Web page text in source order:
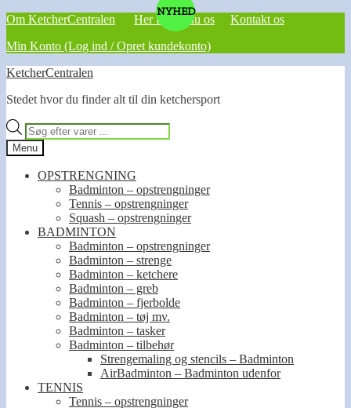
Om KetcherCentralen Her finder du os
Kontakt os
Min Konto (Log ind / Opret kundekonto)
Spring
navigation
Spring
indhold
KetcherCentralen
Stedet hvor du finder alt til din ketchersport
Products
search
Menu
OPSTRENGNING
Badminton – opstrengninger
Tennis – opstrengninger
Squash – opstrengninger
BADMINTON
Badminton – opstrengninger
Badminton – strenge
Badminton – ketchere
Badminton – greb
Badminton – fjerbolde
Badminton – tøj mv.
Badminton – tasker
Badminton – tilbehør
Strengemaling og stencils – Badminton
AirBadminton – Badminton udenfor
TENNIS
Tennis – opstrengninger
NYHED